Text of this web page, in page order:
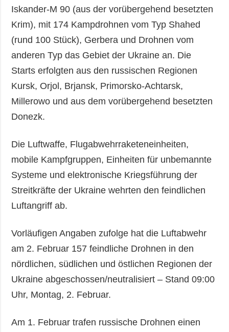
Iskander-M 90 (aus der vorübergehend besetzten
Krim), mit 174 Kampdrohnen vom Typ Shahed
(rund 100 Stück), Gerbera und Drohnen vom
anderen Typ das Gebiet der Ukraine an. Die
Starts erfolgten aus den russischen Regionen
Kursk, Orjol, Brjansk, Primorsko-Achtarsk,
Millerowo und aus dem vorübergehend besetzten
Donezk.
Die Luftwaffe, Flugabwehrraketeneinheiten,
mobile Kampfgruppen, Einheiten für unbemannte
Systeme und elektronische Kriegsführung der
Streitkräfte der Ukraine wehrten den feindlichen
Luftangriff ab.
Vorläufigen Angaben zufolge hat die Luftabwehr
am 2. Februar 157 feindliche Drohnen in den
nördlichen, südlichen und östlichen Regionen der
Ukraine abgeschossen/neutralisiert – Stand 09:00
Uhr, Montag, 2. Februar.
Am 1. Februar trafen russische Drohnen einen